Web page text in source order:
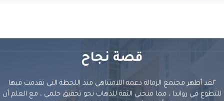
قصة نجاح
"لقد أظهر مجتمع الزمالة دعمه اللامتناهي منذ اللحظة التي تقدمت فيها
في رواندا ، مما منحني الثقة للذهاب نحو تحقيق حلمي ، مع العلم أن